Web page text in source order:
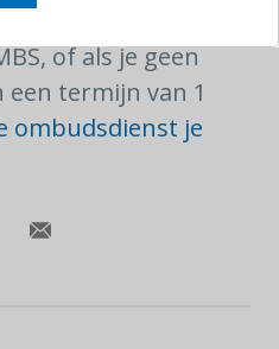
of als je geen
termijn van 1
ombudsdienst je